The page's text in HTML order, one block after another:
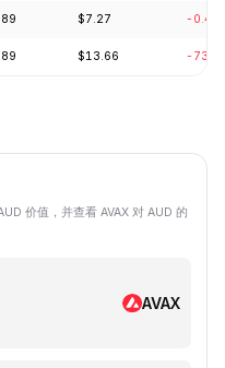
$7.27 -
$13.66 -
价值，并查看 AVAX 对 AUD 的
AVAX